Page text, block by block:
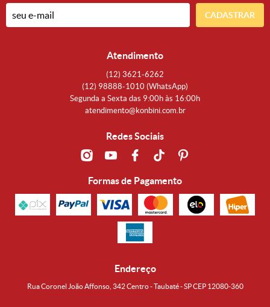
CADASTRAR
Atendimento
(12) 3621-6262
(12) 98888-1010 (WhatsApp)
Segunda a Sexta das 9:00h às 16:00h
atendimento@konbini.com.br
Redes Sociais
Formas de Pagamento
Endereço
Rua Coronel João Affonso, 342 Centro - Taubaté - SP CEP 12080-360